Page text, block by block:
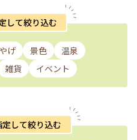
して絞り込む
げ 景色
温泉
雑貨 イベント
して絞り込む